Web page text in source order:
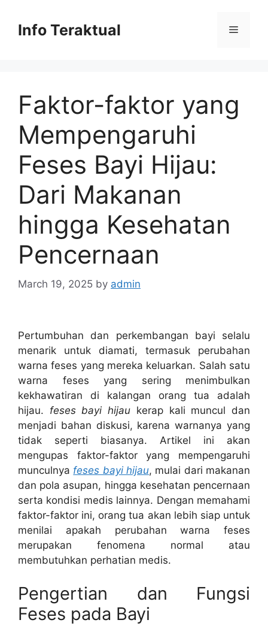
contentInfo Teraktual Menu
Faktor-faktor yang
Mempengaruhi
Feses Bayi Hijau:
Dari Makanan
hingga Kesehatan
Pencernaan
March 19, 2025 by admin
Pertumbuhan dan perkembangan bayi selalu
menarik untuk diamati, termasuk perubahan
warna feses yang mereka keluarkan. Salah satu
warna feses yang sering menimbulkan
kekhawatiran di kalangan orang tua adalah
hijau. feses bayi hijau kerap kali muncul dan
menjadi bahan diskusi, karena warnanya yang
tidak seperti biasanya. Artikel ini akan
mengupas faktor-faktor yang mempengaruhi
munculnya feses bayi hijau, mulai dari makanan
dan pola asupan, hingga kesehatan pencernaan
serta kondisi medis lainnya. Dengan memahami
faktor-faktor ini, orang tua akan lebih siap untuk
menilai apakah perubahan warna feses
merupakan fenomena normal atau
membutuhkan perhatian medis.
Pengertian dan Fungsi
Feses pada Bayi